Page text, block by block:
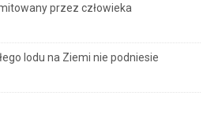
przez człowieka
lodu na Ziemi nie podniesie